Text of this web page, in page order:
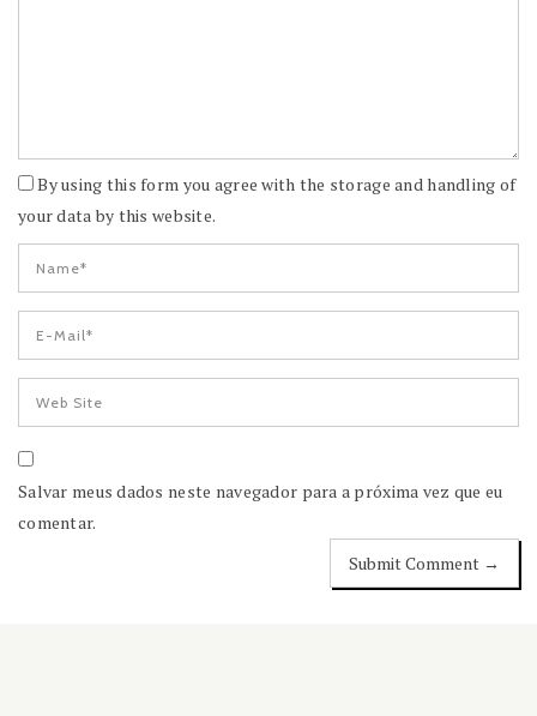
By using this form you agree with the storage and handling of
your data by this website.
Salvar meus dados neste navegador para a próxima vez que eu
comentar.